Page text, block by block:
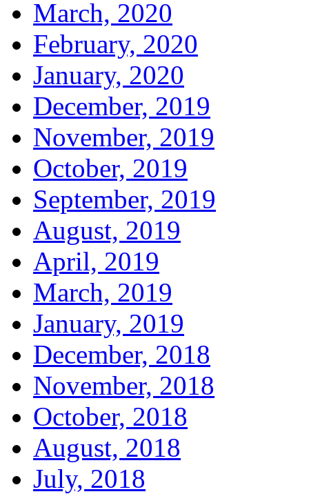
March, 2020
February, 2020
January, 2020
December, 2019
November, 2019
October, 2019
September, 2019
August, 2019
April, 2019
March, 2019
January, 2019
December, 2018
November, 2018
October, 2018
August, 2018
July, 2018